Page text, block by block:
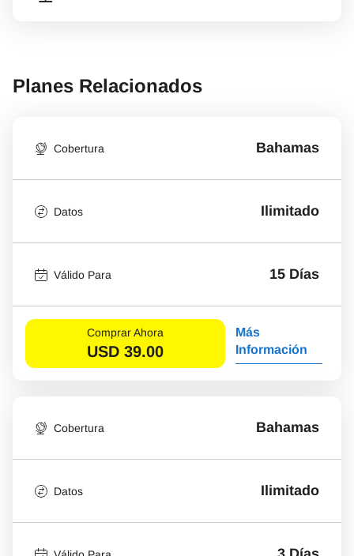
Planes Relacionados
Cobertura Bahamas
Datos Ilimitado
Válido Para 15 Días
Comprar Ahora
USD 39.00
Más
Información
Cobertura Bahamas
Datos Ilimitado